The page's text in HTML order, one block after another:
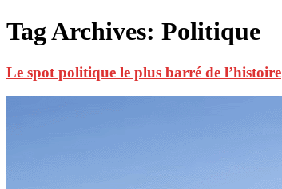
Tag Archives: Politique
Le spot politique le plus barré de l’histoire